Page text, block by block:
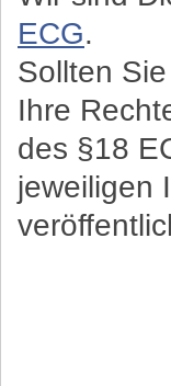
ECG.
Sollten
Ihre
des §18
jeweiligen